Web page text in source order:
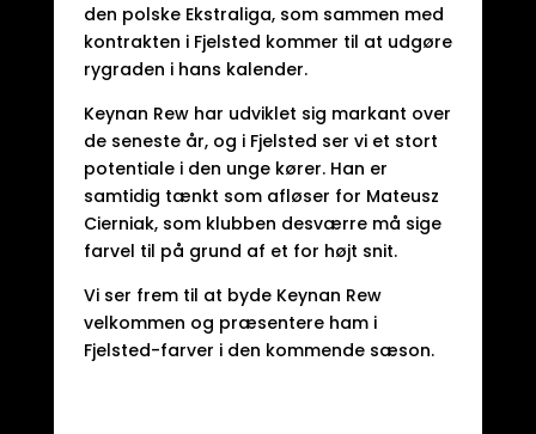
den polske Ekstraliga, som sammen med
kontrakten i Fjelsted kommer til at udgøre
rygraden i hans kalender.
Keynan Rew har udviklet sig markant over
de seneste år, og i Fjelsted ser vi et stort
potentiale i den unge kører. Han er
samtidig tænkt som afløser for Mateusz
Cierniak, som klubben desværre må sige
farvel til på grund af et for højt snit.
Vi ser frem til at byde Keynan Rew
velkommen og præsentere ham i
Fjelsted-farver i den kommende sæson.